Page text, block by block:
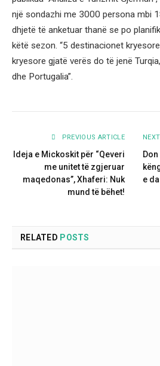
një sondazhi me 3000 persona mbi
dhjetë të anketuar thanë se po
këtë sezon. “5 destinacionet
kryesore gjatë verës do të jenë
dhe Portugalia”.
PREVIOUS ARTICLE
Ideja e Mickoskit për “Qeveri
me unitet të zgjeruar
maqedonas”, Xhaferi: Nuk
mund të bëhet!
e
RELATED POSTS